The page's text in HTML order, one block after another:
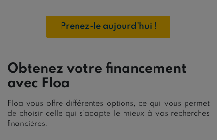
Prenez-le aujourd'hui !
Obtenez votre financement
avec Floa
Floa vous offre différentes options, ce qui vous permet
de choisir celle qui s’adapte le mieux à vos recherches
financières.